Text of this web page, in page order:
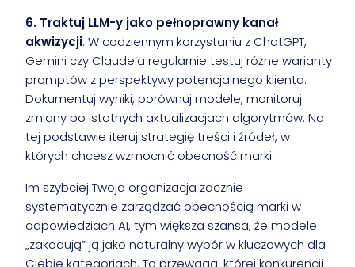
6. Traktuj LLM-y jako pełnoprawny kanał
akwizycji. W codziennym korzystaniu z ChatGPT,
Gemini czy Claude’a regularnie testuj różne warianty
promptów z perspektywy potencjalnego klienta.
Dokumentuj wyniki, porównuj modele, monitoruj
zmiany po istotnych aktualizacjach algorytmów. Na
tej podstawie iteruj strategię treści i źródeł, w
których chcesz wzmocnić obecność marki.
Im szybciej Twoja organizacja zacznie
systematycznie zarządzać obecnością marki w
odpowiedziach AI, tym większa szansa, że modele
„zakodują” ją jako naturalny wybór w kluczowych dla
Ciebie kategoriach. To przewaga, której konkurencji